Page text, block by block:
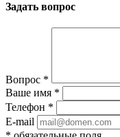
Задать вопрос
Вопрос *
Ваше имя *
Телефон *
E-mail